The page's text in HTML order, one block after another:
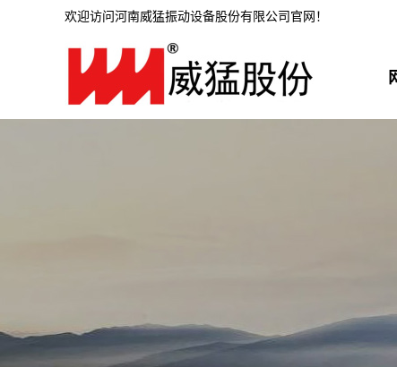
欢迎访问河南威猛振动设备股份有限公司官网！